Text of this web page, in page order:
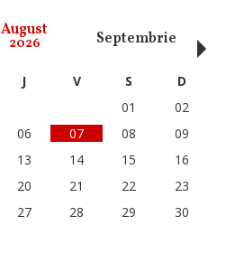
August
2026 Septembrie
J V S
D
01
02
06 07 08
09
13 14 15
16
20 21 22
23
27 28 29
30